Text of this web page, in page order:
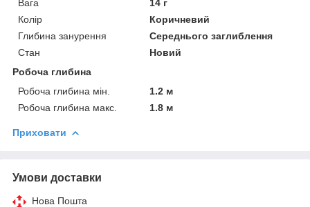
Вага
14 г
Колір
Коричневий
Глибина занурення
Середнього заглиблення
Стан
Новий
Робоча глибина
Робоча глибина мін.
1.2 м
Робоча глибина макс.
1.8 м
Приховати
Умови доставки
Нова Пошта